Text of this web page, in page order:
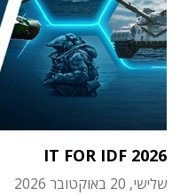
IT FOR IDF 2026
שלישי, 20 באוקטובר 2026